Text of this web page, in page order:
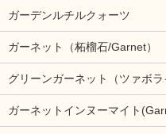
ガーデンルチルクォーツ
ガーネット（柘榴石/Garnet）
グリーンガーネット（ツァボラ
ガーネットインヌーマイト